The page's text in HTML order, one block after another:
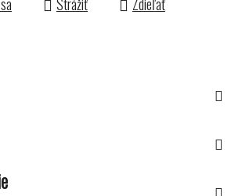
Strážiť Zdieľať